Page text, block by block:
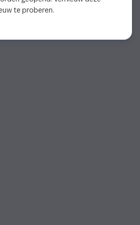
te proberen.